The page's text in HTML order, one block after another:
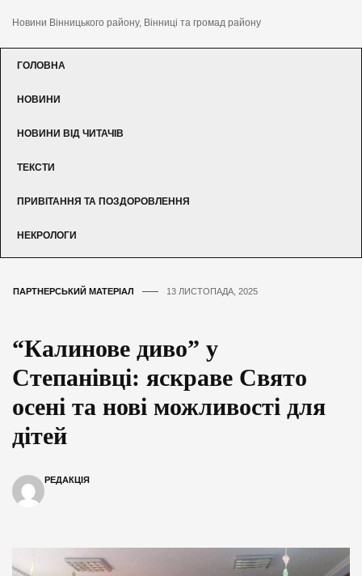
Новини Вінницького району, Вінниці та громад району
ГОЛОВНА
НОВИНИ
НОВИНИ ВІД ЧИТАЧІВ
ТЕКСТИ
ПРИВІТАННЯ ТА ПОЗДОРОВЛЕННЯ
НЕКРОЛОГИ
ПАРТНЕРСЬКИЙ МАТЕРІАЛ 13 ЛИСТОПАДА, 2025
“Калинове диво” у
Степанівці: яскраве Свято
осені та нові можливості для
дітей
РЕДАКЦІЯ